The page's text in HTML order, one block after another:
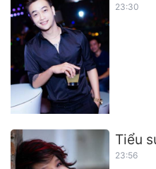
23:30
Tiểu
23:56